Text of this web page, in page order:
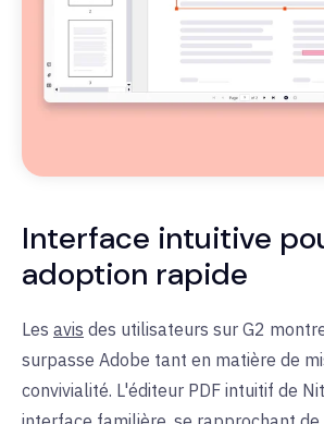
Interface intuitive
adoption rapide
Les avis des utilisateurs sur G2
surpasse Adobe tant en matière de
convivialité. L'éditeur PDF intuitif de